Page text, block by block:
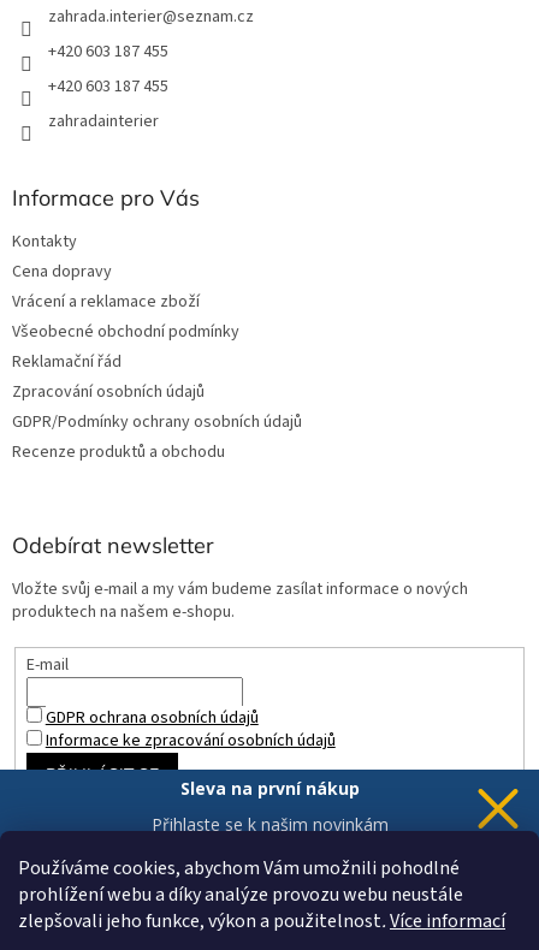
Používáme cookies, abychom Vám umožnili pohodlné
prohlížení webu a díky analýze provozu webu neustále
zlepšovali jeho funkce, výkon a použitelnost.Více informací
zahrada.interier@seznam.cz
+420 603 187 455
+420 603 187 455
zahradainterier
Informace pro Vás
Kontakty
Cena dopravy
Vrácení a reklamace zboží
Všeobecné obchodní podmínky
Reklamační řád
Zpracování osobních údajů
GDPR/Podmínky ochrany osobních údajů
Recenze produktů a obchodu
Odebírat newsletter
Vložte svůj e-mail a my vám budeme zasílat informace o nových
produktech na našem e-shopu.
E-mail
GDPR ochrana osobních údajů
Informace ke zpracování osobních údajů
PŘIHLÁSIT SE
Sleva na první nákup
Přihlaste se k našim novinkám
Chci novinky a slevu